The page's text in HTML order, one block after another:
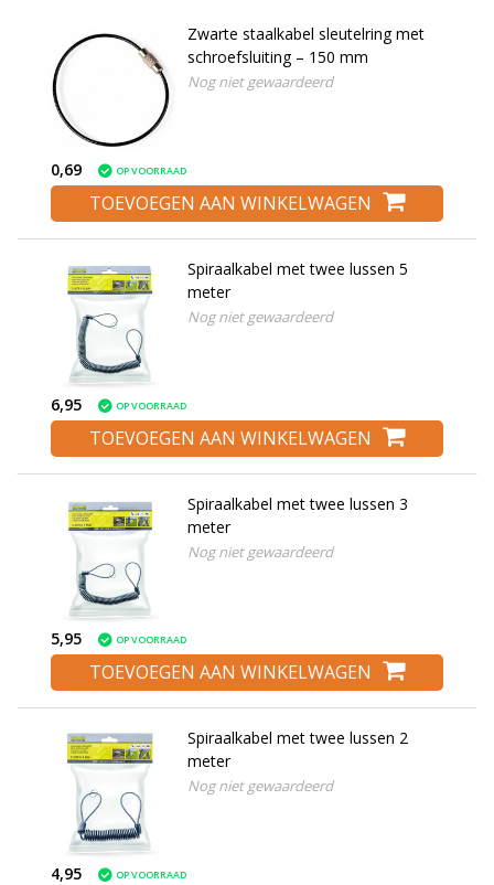
Zwarte staalkabel sleutelring met
schroefsluiting – 150 mm
Nog niet gewaardeerd
0,69 OP VOORRAAD
TOEVOEGEN AAN WINKELWAGEN
Spiraalkabel met twee lussen 5
meter
Nog niet gewaardeerd
6,95 OP VOORRAAD
TOEVOEGEN AAN WINKELWAGEN
Spiraalkabel met twee lussen 3
meter
Nog niet gewaardeerd
5,95 OP VOORRAAD
TOEVOEGEN AAN WINKELWAGEN
Spiraalkabel met twee lussen 2
meter
Nog niet gewaardeerd
4,95 OP VOORRAAD